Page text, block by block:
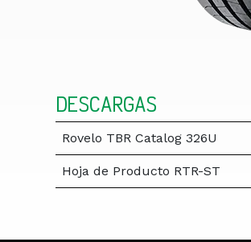
DESCARGAS
Rovelo TBR Catalog 326U
Hoja de Producto RTR-ST